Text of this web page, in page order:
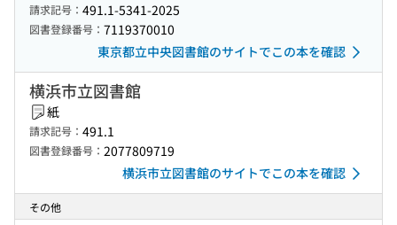
請求記号： 491.1-5341-2025
図書登録番号： 7119370010
東京都立中央図書館のサイトでこの本を確認
横浜市立図書館
紙
請求記号： 491.1
図書登録番号： 2077809719
横浜市立図書館のサイトでこの本を確認
その他